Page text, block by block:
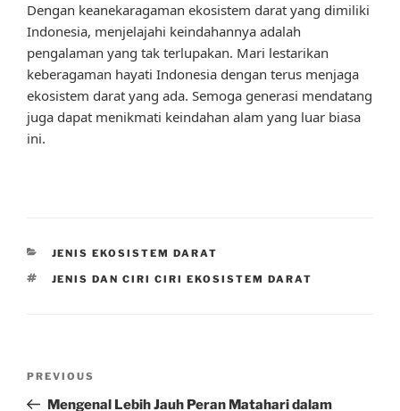
Dengan keanekaragaman ekosistem darat yang dimiliki
Indonesia, menjelajahi keindahannya adalah
pengalaman yang tak terlupakan. Mari lestarikan
keberagaman hayati Indonesia dengan terus menjaga
ekosistem darat yang ada. Semoga generasi mendatang
juga dapat menikmati keindahan alam yang luar biasa
ini.
CATEGORIES
JENIS EKOSISTEM DARAT
TAGS
JENIS DAN CIRI CIRI EKOSISTEM DARAT
Previous
Post
PREVIOUS
Mengenal Lebih Jauh Peran Matahari dalam